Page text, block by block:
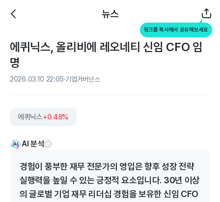
뉴스
링크를 복사해서 공유해보세요
에퀴닉스, 올리비에 레오네티 신임 CFO 임
명
2026.03.10 22:05 기업거버넌스
에퀴닉스+0.48%
AI 분석
경험이 풍부한 재무 전문가의 영입은 향후 성장 전략
실행력을 높일 수 있는 긍정적 요소입니다. 30년 이상
의 글로벌 기업 재무 리더십 경험을 보유한 신임 CFO